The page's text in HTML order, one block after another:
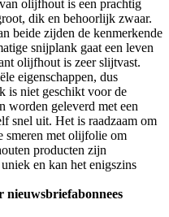
olijfhout is een prachtig
dik en behoorlijk zwaar.
beide zijden de kenmerkende
snijplank gaat een leven
olijfhout is zeer slijtvast.
eigenschappen, dus
is niet geschikt voor de
worden geleverd met een
snel uit. Het is raadzaam om
smeren met olijfolie om
producten zijn
en kan het enigszins
nieuwsbriefabonnees